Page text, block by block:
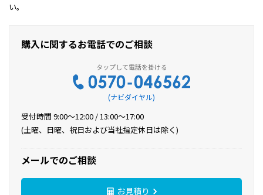
い。
購入に関するお電話でのご相談
(ナビダイヤル)
受付時間 9:00〜12:00 / 13:00〜17:00
(土曜、日曜、祝日および当社指定休日は除く)
メールでのご相談
お見積り